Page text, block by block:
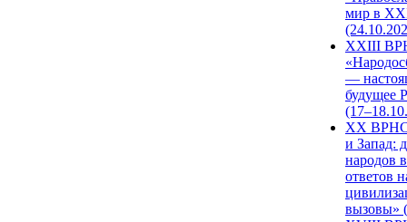
мир в
XXIII
—
будущее
XX ВРНС
и Запад:
народов
ответов
вызовы»